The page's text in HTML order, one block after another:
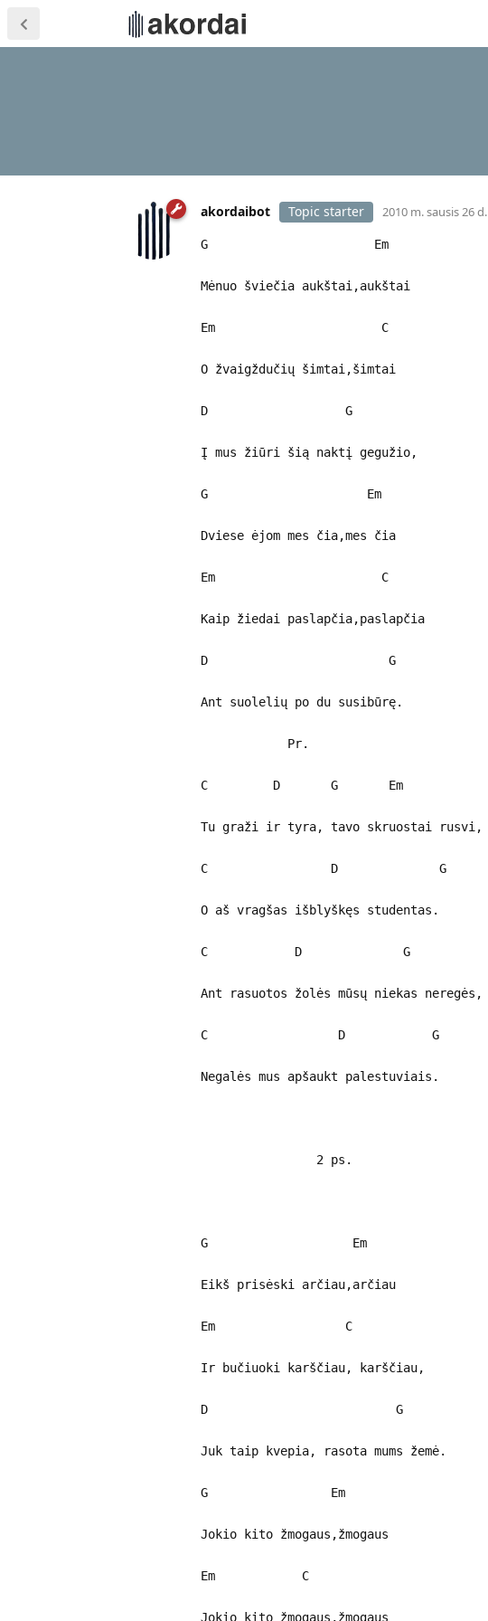
akordaibot Topic starter 2010 m. sausis 26 d.
G Em
Mėnuo šviečia aukštai,aukštai
Em C
O žvaigždučių šimtai,šimtai
D G
Į mus žiūri šią naktį gegužio,
G Em
Dviese ėjom mes čia,mes čia
Em C
Kaip žiedai paslapčia,paslapčia
D G
Ant suolelių po du susibūrę.
Pr.
C D G Em
Tu graži ir tyra, tavo skruostai rusvi,
C D G
O aš vragšas išblyškęs studentas.
C D G
Ant rasuotos žolės mūsų niekas neregės,
C D G
Negalės mus apšaukt palestuviais.
2 ps.
G Em
Eikš prisėski arčiau,arčiau
Em C
Ir bučiuoki karščiau, karščiau,
D G
Juk taip kvepia, rasota mums žemė.
G Em
Jokio kito žmogaus,žmogaus
Em C
Jokio kito žmogaus,žmogaus